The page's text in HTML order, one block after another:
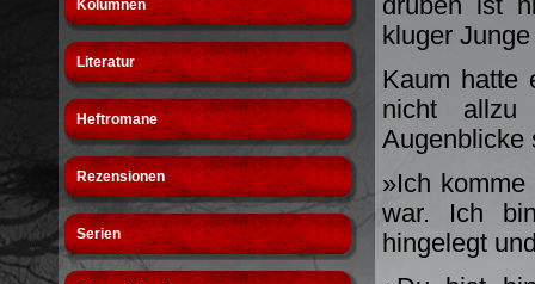
Kolumnen
Literatur
Heftromane
Rezensionen
Serien
kluger
Kaum hatte
nicht allzu
Augenblicke
»Ich
war. Ich
hingelegt